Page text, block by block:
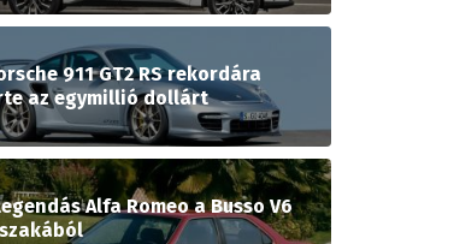
911 GT2 RS rekordára
az egymillió dollárt
Alfa Romeo a Busso V6